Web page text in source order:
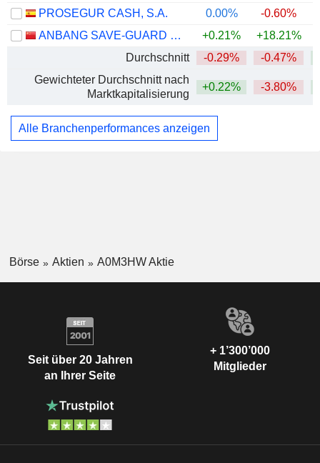
PROSEGUR CASH, S.A.
0.00% -0.60%
ANBANG SAVE-GUARD GROUP CO.,LTD.
+0.21% +18.21%
Durchschnitt
-0.29% -0.47%
Gewichteter Durchschnitt nach
Marktkapitalisierung
+0.22% -3.80%
Alle Branchenperformances anzeigen
Börse Aktien A0M3HW Aktie
Seit über 20 Jahren
an Ihrer Seite
+ 1’300’000
Mitglieder